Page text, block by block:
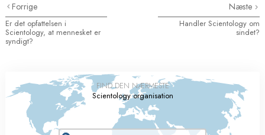
Forrige
Er det opfattelsen i
Scientology, at mennesket er
syndigt?
Næste
Handler Scientology om
sindet?
FIND DEN NÆRMESTE
Scientology organisation